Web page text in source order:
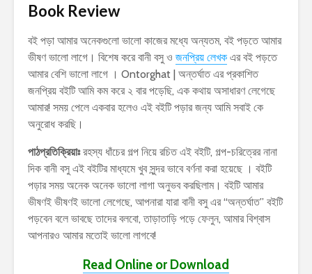
Book Review
বই পড়া আমার অনেকগুলো ভালো কাজের মধ্যে অন্যতম, বই পড়তে আমার
ভীষণ ভালো লাগে। বিশেষ করে বানী বসু ও জনপ্রিয় লেখক এর বই পড়তে
আমার বেশি ভালো লাগে । Ontorghat | অন্তর্ঘাত এর প্রকাশিত
জনপ্রিয় বইটি আমি কম করে ২ বার পড়েছি, এক কথায় অসাধারণ লেগেছে
আমার! সময় পেলে একবার হলেও এই বইটি পড়ার জন্য আমি সবাই কে
অনুরোধ করছি।
পাঠপ্রতিক্রিয়াঃরহস্য ধাঁচের গল্প নিয়ে রচিত এই বইটি, গল্প-চরিত্রের নানা
দিক বানী বসু এই বইটির মাধ্যমে খুব সুন্দর ভাবে বর্ণনা করা হয়েছে । বইটি
পড়ার সময় অনেক অনেক ভালো লাগা অনুভব করছিলাম। বইটি আমার
ভীষণই ভীষণই ভালো লেগেছে, আপনারা যারা বানী বসু এর “অন্তর্ঘাত” বইটি
পড়বেন বলে ভাবছে তাদের বলবো, তাড়াতাড়ি পড়ে ফেলুন, আমার বিশ্বাস
আপনারও আমার মতোই ভালো লাগবে!
Read Online or Download